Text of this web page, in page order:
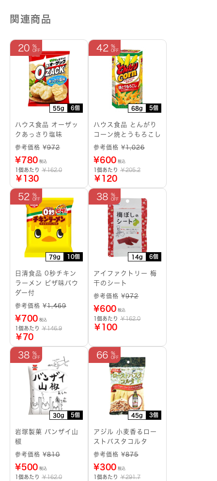
関連商品
55g 6個
20
ハウス食品 オーザッ
クあっさり塩味
参考価格 ¥972
¥780 税込
1個あたり ￥162.0
￥130
68g 5個
42
ハウス食品 とんがり
コーン焼とうもろこし
参考価格 ¥1,026
¥600 税込
1個あたり ￥205.2
￥120
79g 10個
52
日清食品 0秒チキン
ラーメン ピザ味パウ
ダー付
参考価格 ¥1,469
¥700 税込
1個あたり ￥146.9
￥70
14g 6個
38
アイファクトリー 梅
干のシート
参考価格 ¥972
¥600 税込
1個あたり ￥162.0
￥100
30g 5個
38
岩塚製菓 バンザイ山
椒
参考価格 ¥810
¥500 税込
1個あたり ￥162.0
45g 3個
66
アジル 小麦香るロー
ストパスタコルタ
参考価格 ¥875
¥300 税込
1個あたり ￥291.7